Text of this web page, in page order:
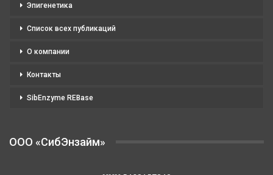
Эпигенетика
Список всех публикаций
О компании
Контакты
SibEnzyme REBase
OOO «СибЭнзайм»